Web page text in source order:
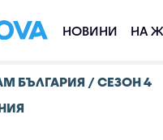
НОВИНИ НА
БЪЛГАРИЯ / СЕЗОН 4